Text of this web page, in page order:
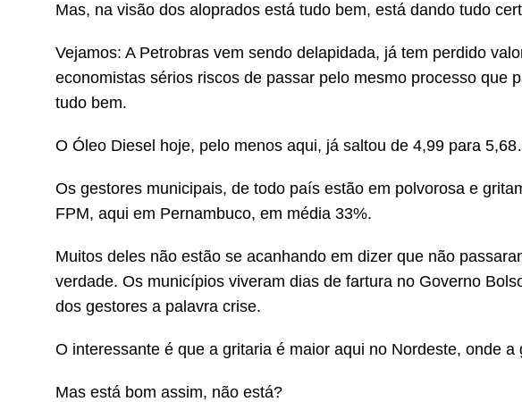
Mas, na visão dos aloprados está tudo bem, está dando tudo
Vejamos: A Petrobras vem sendo delapidada, já tem perdido
economistas sérios riscos de passar pelo mesmo processo
tudo bem.
O Óleo Diesel hoje, pelo menos aqui, já saltou de 4,99 para
Os gestores municipais, de todo país estão em polvorosa e
FPM, aqui em Pernambuco, em média 33%.
Muitos deles não estão se acanhando em dizer que não
verdade. Os municípios viveram dias de fartura no Governo
dos gestores a palavra crise.
O interessante é que a gritaria é maior aqui no Nordeste, onde
Mas está bom assim, não está?